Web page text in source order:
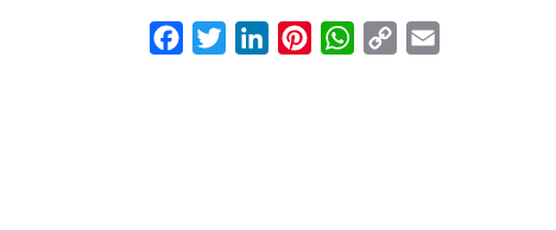
Facebook
TwitterLinkedInPinterestWhatsApp
Copy